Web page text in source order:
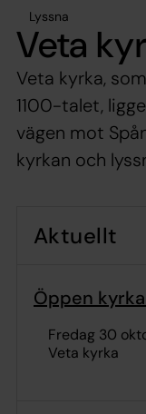
Lyssna
Veta
Veta kyrka,
1100-talet,
vägen mot
kyrkan och
Aktuellt
Öppen
fredag 30
Veta kyrka